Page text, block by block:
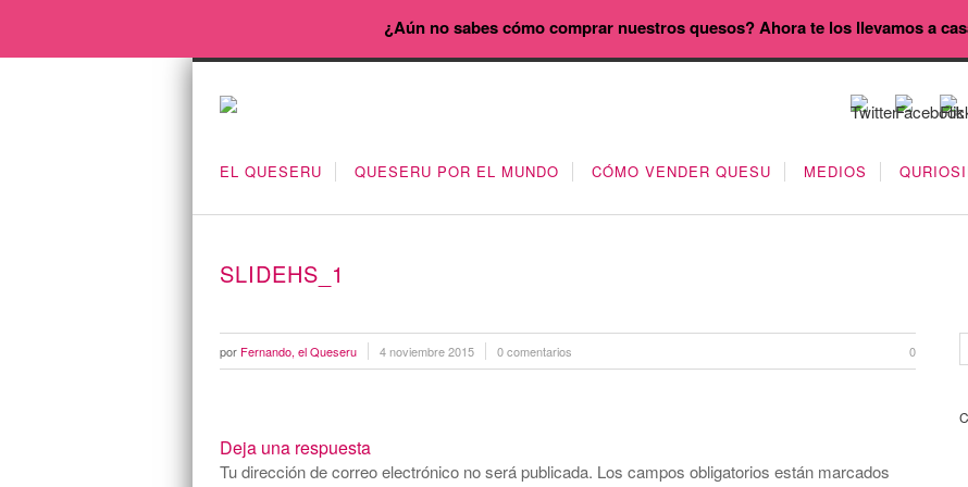
EL QUESERU QUESERU POR EL MUNDO CÓMO VENDER QUESU MEDIOS
SLIDEHS_1
por Fernando, el Queseru 4 noviembre 2015 0 comentarios 0
Deja una respuesta
Tu dirección de correo electrónico no será publicada. Los campos obligatorios están marcados
¿Aún no sabes cómo comprar nuestros quesos? Ahora te los llevamos a